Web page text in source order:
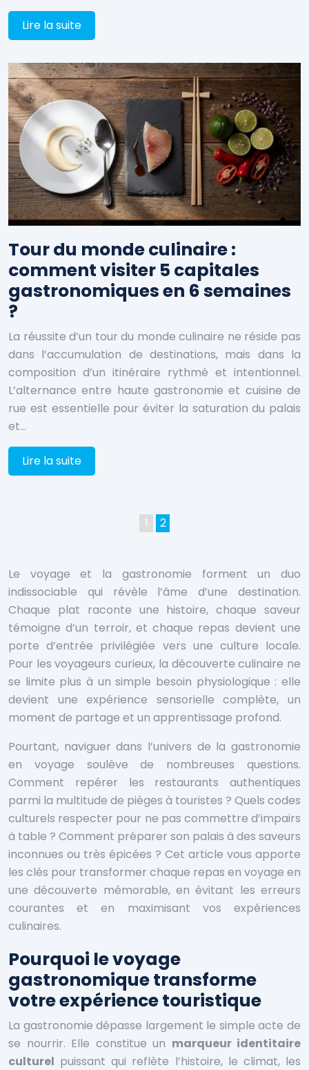
Lire la suite
Tour du monde culinaire :
comment visiter 5 capitales
gastronomiques en 6 semaines
?
La réussite d’un tour du monde culinaire ne réside pas
dans l’accumulation de destinations, mais dans la
composition d’un itinéraire rythmé et intentionnel.
L’alternance entre haute gastronomie et cuisine de
rue est essentielle pour éviter la saturation du palais
et…
Lire la suite
1 2
Le voyage et la gastronomie forment un duo
indissociable qui révèle l’âme d’une destination.
Chaque plat raconte une histoire, chaque saveur
témoigne d’un terroir, et chaque repas devient une
porte d’entrée privilégiée vers une culture locale.
Pour les voyageurs curieux, la découverte culinaire ne
se limite plus à un simple besoin physiologique : elle
devient une expérience sensorielle complète, un
moment de partage et un apprentissage profond.
Pourtant, naviguer dans l’univers de la gastronomie
en voyage soulève de nombreuses questions.
Comment repérer les restaurants authentiques
parmi la multitude de pièges à touristes ? Quels codes
culturels respecter pour ne pas commettre d’impairs
à table ? Comment préparer son palais à des saveurs
inconnues ou très épicées ? Cet article vous apporte
les clés pour transformer chaque repas en voyage en
une découverte mémorable, en évitant les erreurs
courantes et en maximisant vos expériences
culinaires.
Pourquoi le voyage
gastronomique transforme
votre expérience touristique
La gastronomie dépasse largement le simple acte de
se nourrir. Elle constitue un marqueur identitaire
culturel puissant qui reflète l’histoire, le climat, les